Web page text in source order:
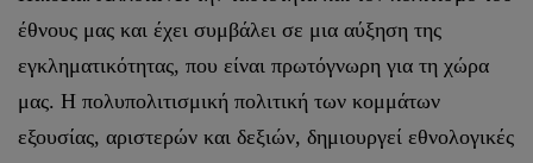
έθνους μας και έχει συμβάλει σε μια αύξηση της
εγκληματικότητας, που είναι πρωτόγνωρη για τη χώρα
μας. Η πολυπολιτισμική πολιτική των κομμάτων
εξουσίας, αριστερών και δεξιών, δημιουργεί εθνολογικές